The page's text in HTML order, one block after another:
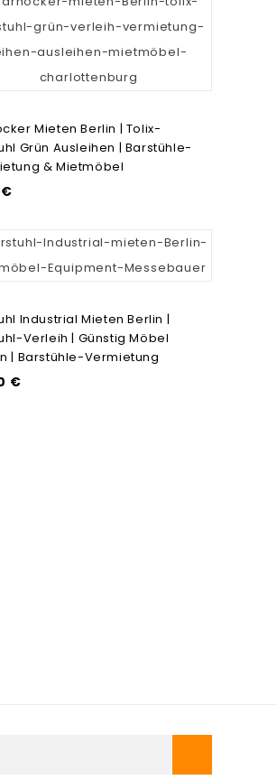
Mieten Berlin | Tolix-
Grün Ausleihen | Barstühle-
& Mietmöbel
Industrial Mieten Berlin |
Verleih | Günstig Möbel
| Barstühle-Vermietung
€